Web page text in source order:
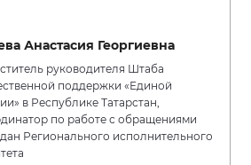
Анастасия Георгиевна
руководителя Штаба
поддержки «Единой
в Республике Татарстан,
по работе с обращениями
Регионального исполнительного